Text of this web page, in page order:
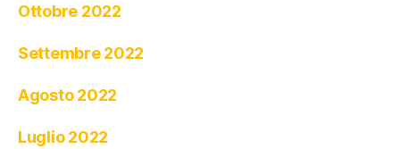
Ottobre 2022
Settembre 2022
Agosto 2022
Luglio 2022